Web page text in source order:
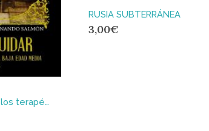
Curar y cuidar : Vínculos terapéuticos en la Baja Edad Media
RUSIA SUBTERRÁNEA
3,00€